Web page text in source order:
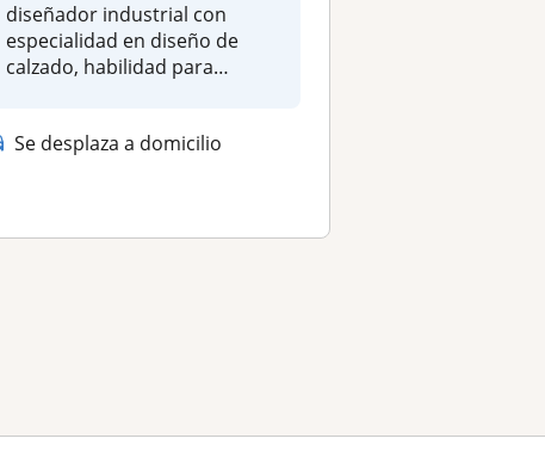
diseñador industrial con
especialidad en diseño de
calzado, habilidad para
Se desplaza a domicilio